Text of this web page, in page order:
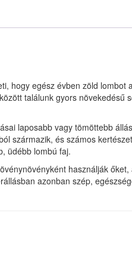
hogy egész évben zöld lombot
találunk gyors növekedésű
laposabb vagy tömöttebb
származik, és számos
üdébb lombú faj.
használják
azonban szép,